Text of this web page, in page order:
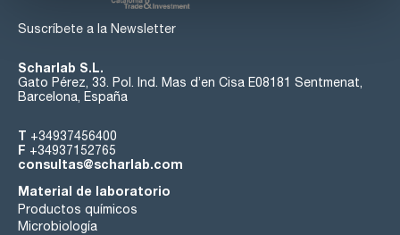
Suscríbete a la Newsletter
Scharlab S.L.
Gato Pérez, 33. Pol. Ind. Mas d’en Cisa E08181 Sentmenat,
Barcelona, España
T +34937456400
F +34937152765
consultas@scharlab.com
Material de laboratorio
Productos químicos
Microbiología